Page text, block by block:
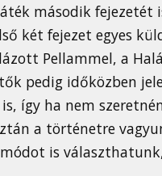
második fejezetét
két fejezet egyes
Pellammel, a
pedig időközben
így ha nem
a történetre
is